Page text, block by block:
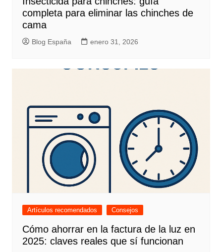
completa para eliminar las chinches de
cama
Blog España enero 31, 2026
Artículos recomendados Consejos
Cómo ahorrar en la factura de la luz en
2025: claves reales que sí funcionan